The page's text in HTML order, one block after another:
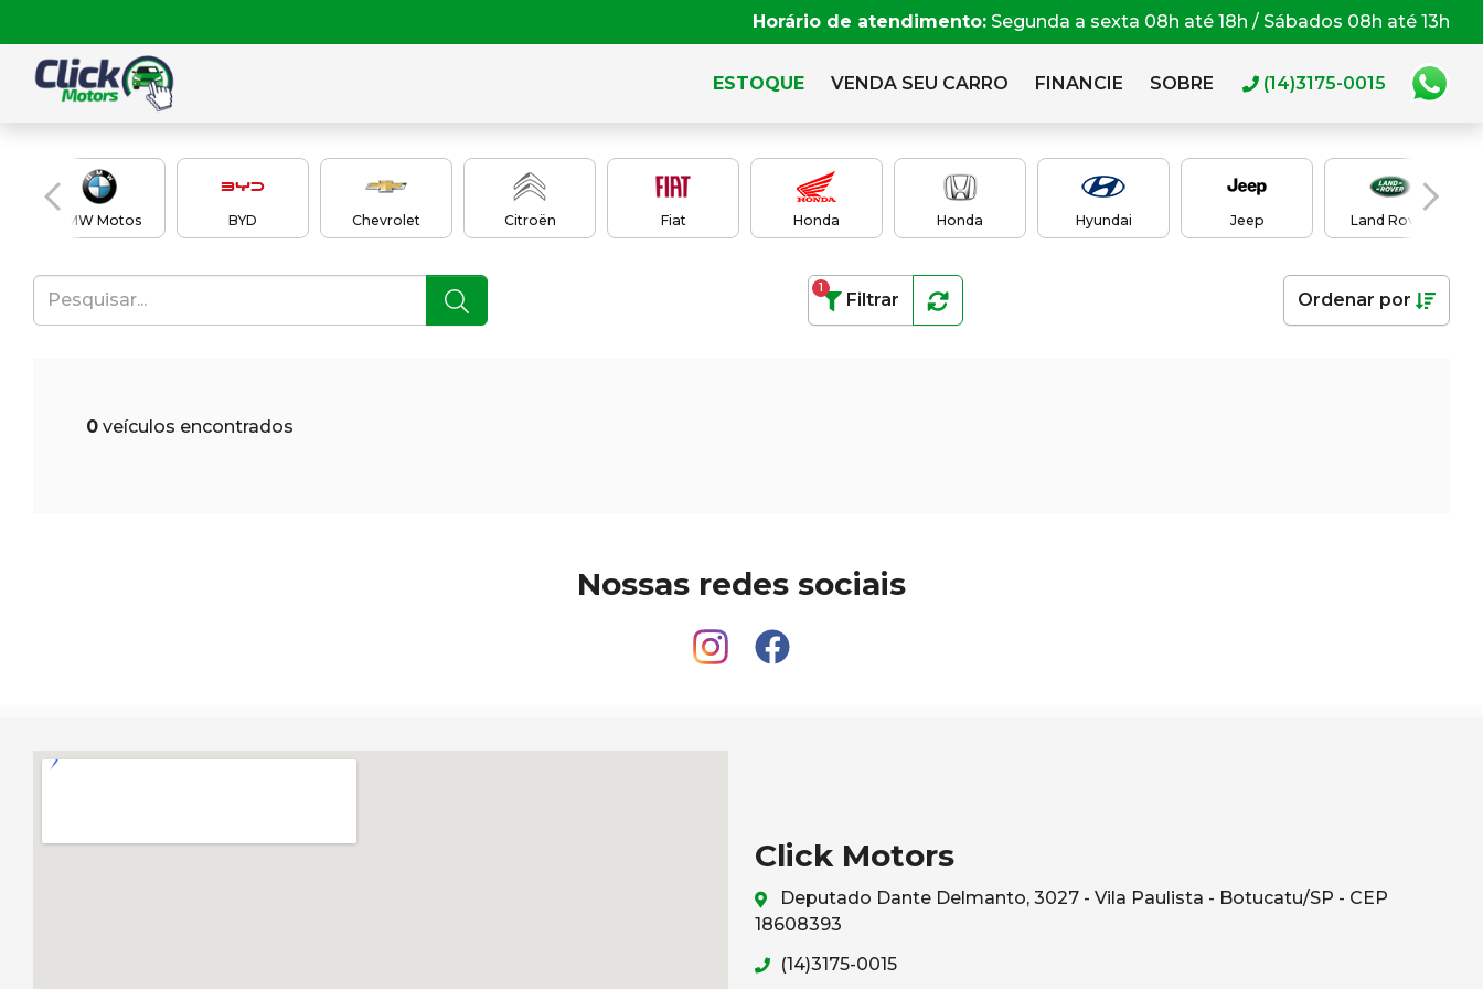
Horário de atendimento: Segunda a sexta 08h até 18h / Sábados 08h até 13h
ESTOQUE VENDA SEU CARRO FINANCIE SOBRE (14)3175-0015
BMW Motos BYD Chevrolet Citroën Fiat Honda Honda Hyundai Jeep Land Rover
Filtrar
1
Ordenar por
0 veículos encontrados
Nossas redes sociais
Click Motors
Deputado Dante Delmanto, 3027 - Vila Paulista - Botucatu/SP - CEP
18608393
(14)3175-0015